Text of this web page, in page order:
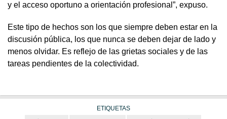
y el acceso oportuno a orientación profesional”, expuso.
Este tipo de hechos son los que siempre deben estar en la
discusión pública, los que nunca se deben dejar de lado y
menos olvidar. Es reflejo de las grietas sociales y de las
tareas pendientes de la colectividad.
ETIQUETAS